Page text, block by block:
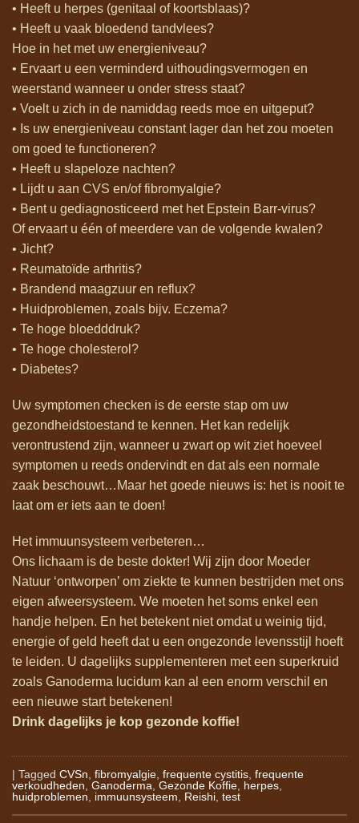
• Heeft u herpes (genitaal of koortsblaas)?
• Heeft u vaak bloedend tandvlees?
Hoe in het met uw energieniveau?
• Ervaart u een verminderd uithoudingsvermogen en
weerstand wanneer u onder stress staat?
• Voelt u zich in de namiddag reeds moe en uitgeput?
• Is uw energieniveau constant lager dan het zou moeten
om goed te functioneren?
• Heeft u slapeloze nachten?
• Lijdt u aan CVS en/of fibromyalgie?
• Bent u gediagnosticeerd met het Epstein Barr-virus?
Of ervaart u één of meerdere van de volgende kwalen?
• Jicht?
• Reumatoïde arthritis?
• Brandend maagzuur en reflux?
• Huidproblemen, zoals bijv. Eczema?
• Te hoge bloedddruk?
• Te hoge cholesterol?
• Diabetes?
Uw symptomen checken is de eerste stap om uw
gezondheidstoestand te kennen. Het kan redelijk
verontrustend zijn, wanneer u zwart op wit ziet hoeveel
symptomen u reeds ondervindt en dat als een normale
zaak beschouwt…Maar het goede nieuws is: het is nooit te
laat om er iets aan te doen!
Het immuunsysteem verbeteren…
Ons lichaam is de beste dokter! Wij zijn door Moeder
Natuur ‘ontworpen’ om ziekte te kunnen bestrijden met ons
eigen afweersysteem. We moeten het soms enkel een
handje helpen. En het betekent niet omdat u weinig tijd,
energie of geld heeft dat u een ongezonde levensstijl hoeft
te leiden. U dagelijks supplementeren met een superkruid
zoals Ganoderma lucidum kan al een enorm verschil en
een nieuwe start betekenen!
Drink dagelijks je kop gezonde koffie!
| Tagged CVSn fibromyalgie frequente cystitis frequente
verkoudheden Ganoderma Gezonde Koffie herpes
huidproblemen
immuunsysteem Reishi test